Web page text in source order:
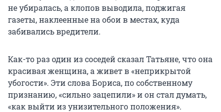
не убиралась, а клопов выводила, поджигая
газеты, наклеенные на обои в местах, куда
забивались вредители.
Как-то раз один из соседей сказал Татьяне, что она
красивая женщина, а живет в «неприкрытой
убогости». Эти слова Бориса, по собственному
признанию, «сильно зацепили» и он стал думать,
«как выйти из унизительного положения».